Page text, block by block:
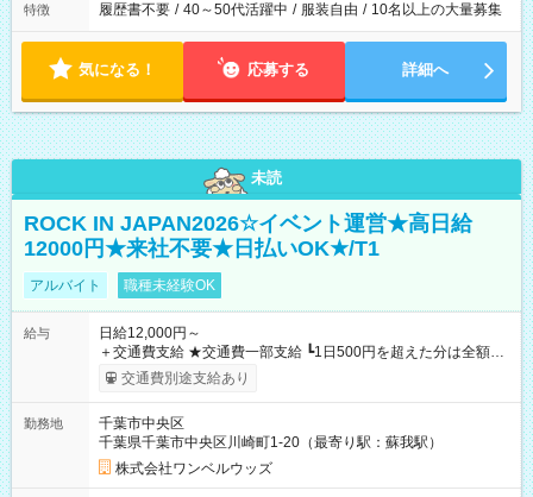
特徴 履歴書不要 / 40～50代活躍中 / 服装自由 / 10名以上の大量募集
気になる！ 応募する 詳細へ
未読
ROCK IN JAPAN2026☆イベント運営★高日給
12000円★来社不要★日払いOK★/T1
アルバイト 職種未経験OK
給与
日給12,000円～
＋交通費支給 ★交通費一部支給 ┗1日500円を超えた分は全額支
給！ ※往復500円以内の方は自己負担となります ★日払いOK！
（規定あり） ┗働いたその日に現金GET♪ お仕事後はコンビニ
なし
交通費別途支給あり
勤務地
千葉市中央区
千葉県千葉市中央区川崎町1-20（最寄り駅：蘇我駅）
株式会社ワンベルウッズ